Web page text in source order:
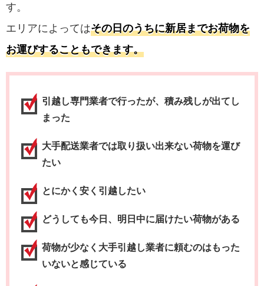
す。
エリアによってはその日のうちに新居までお荷物を
お運びすることもできます。
引越し専門業者で行ったが、積み残しが出てし
まった
大手配送業者では取り扱い出来ない荷物を運び
たい
とにかく安く引越したい
どうしても今日、明日中に届けたい荷物がある
荷物が少なく大手引越し業者に頼むのはもった
いないと感じている